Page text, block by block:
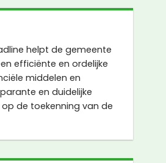
helpt de gemeente
efficiënte en ordelijke
middelen en
en duidelijke
de toekenning van de